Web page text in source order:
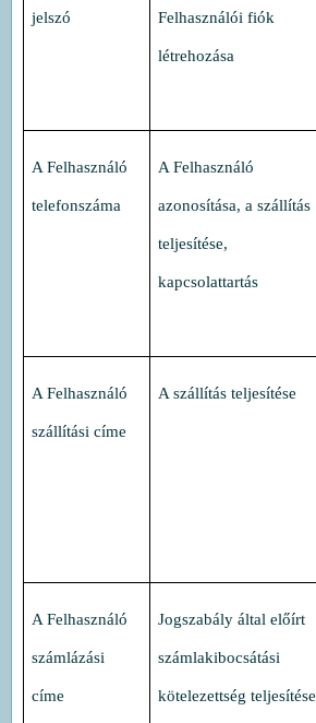
jelszó Felhasználói fiók
létrehozása
A Felhasználó
telefonszáma
A Felhasználó
azonosítása, a szállítás
teljesítése,
kapcsolattartás
A Felhasználó
szállítási címe
A szállítás teljesítése
A Felhasználó
számlázási
címe
Jogszabály által előírt
számlakibocsátási
kötelezettség teljesítése